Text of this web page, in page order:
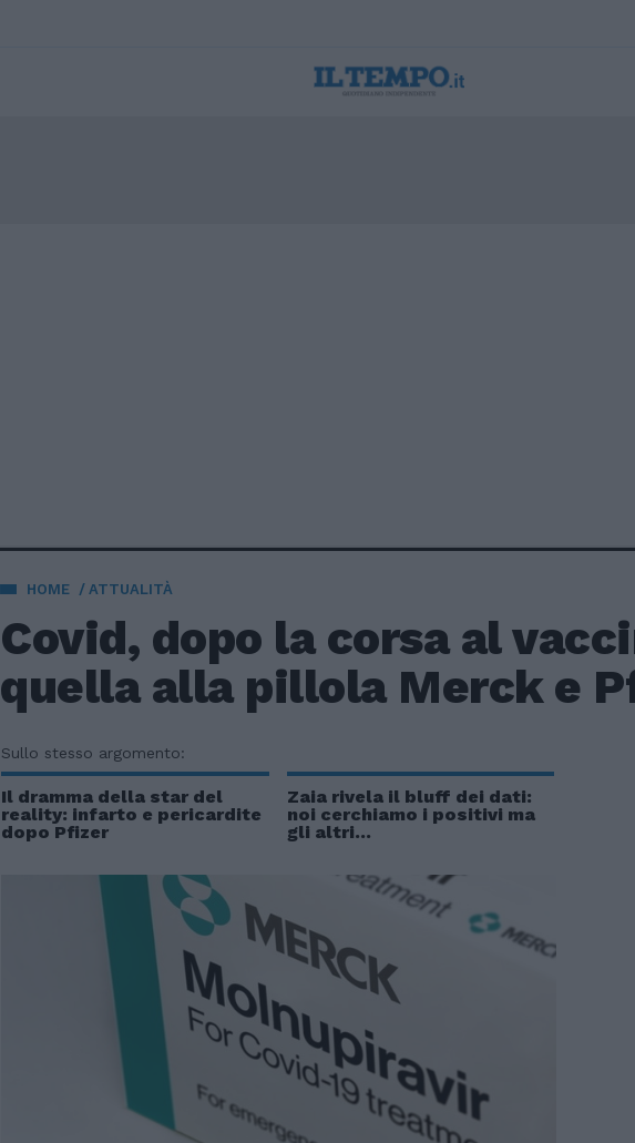
HOME ATTUALITÀ
Covid, dopo la corsa al
quella alla pillola Merck e
Sullo stesso argomento:
Il dramma della star del
reality: infarto e pericardite
dopo Pfizer
Zaia rivela il bluff dei dati:
noi cerchiamo i positivi ma
gli altri...